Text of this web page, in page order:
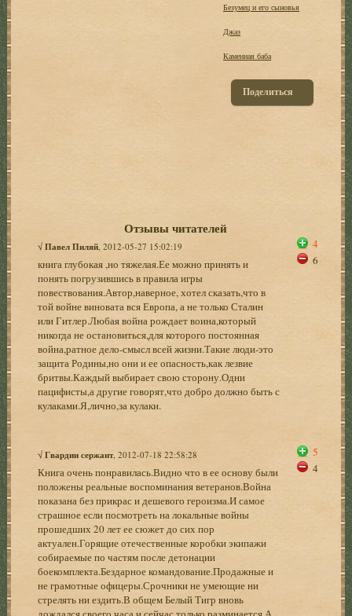
Безумец и его сыновья
Джаз
Каменная баба
Поделиться
Отзывы читателей
√Павел Пиляй , 2012-05-27 15:02:19
книга глубокая ,но тяжелая.Ее можно принять и
понять погрузившись в правила игры
повествования.Автор,наверное, хотел сказать,что в
той войне виновата вся Европа, а не только Сталин
или Гитлер.Любая война рождает воина,который
никогда не остановиться,для которого постоянная
война,ратное дело-смысл всей жизни.Такие люди-это
защита Родины,но они и ее опасность,как лезвие
бритвы.Каждый выбирает свою сторону.Одни
пацифисты,а другие говорят,что добро должно быть с
кулаками.Я,лично,за кулаки.
4
6
√Гвардии сержант, 2012-07-18 22:58:28
Книга очень понравилась.Видно что в ее основу были
положены реальные воспоминания ветеранов.Война
показана без прикрас и дешевого героизма.И самое
страшное если посмотреть на локальные войны
прошедших 20 лет ее сюжет до сих пор
актуален.Горящие отечественные коробки экипажи
собираемые по частям после детонации
боекомплекта.Бездарное командование.Продажные и
не грамотные офицеры.Срочники не умеющие ни
стрелять ни ездить.В общем Белый Тигр вновь
5
4